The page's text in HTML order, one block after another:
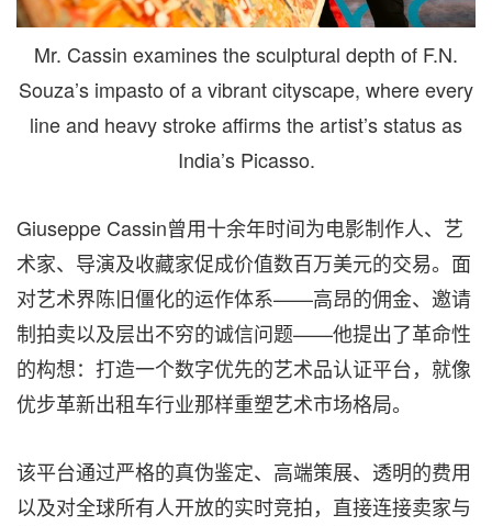
Mr. Cassin examines the sculptural depth of F.N.
Souza’s impasto of a vibrant cityscape, where every
line and heavy stroke affirms the artist’s status as
India’s Picasso.
Giuseppe Cassin曾用十余年时间为电影制作人、艺
术家、导演及收藏家促成价值数百万美元的交易。面
对艺术界陈旧僵化的运作体系——高昂的佣金、邀请
制拍卖以及层出不穷的诚信问题——他提出了革命性
的构想：打造一个数字优先的艺术品认证平台，就像
优步革新出租车行业那样重塑艺术市场格局。
该平台通过严格的真伪鉴定、高端策展、透明的费用
以及对全球所有人开放的实时竞拍，直接连接卖家与